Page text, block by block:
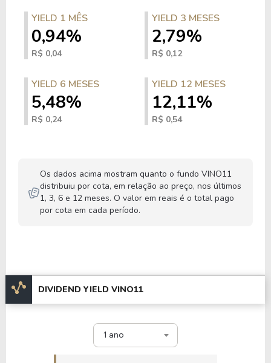
YIELD 1 MÊS
0,94%
R$ 0,04
YIELD 3 MESES
2,79%
R$ 0,12
YIELD 6 MESES
5,48%
R$ 0,24
YIELD 12 MESES
12,11%
R$ 0,54
Os dados acima mostram quanto o fundo VINO11
distribuiu por cota, em relação ao preço, nos últimos
1, 3, 6 e 12 meses. O valor em reais é o total pago
por cota em cada período.
DIVIDEND YIELD VINO11
1 ano